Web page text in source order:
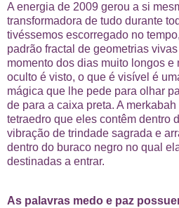
A energia de 2009 gerou a si
transformadora de tudo durante
tivéssemos escorregado no
padrão fractal de geometrias
momento dos dias muito longos e
oculto é visto, o que é visível é
mágica que lhe pede para olhar
de para a caixa preta. A
tetraedro que eles contêm dentro
vibração de trindade sagrada e
dentro do buraco negro no qual
destinadas a entrar.
As palavras medo e paz